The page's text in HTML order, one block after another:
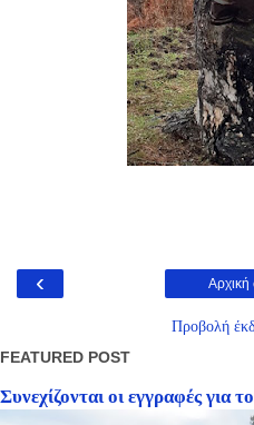
‹ Αρχική
Προβολή
FEATURED POST
Συνεχίζονται οι εγγραφές για